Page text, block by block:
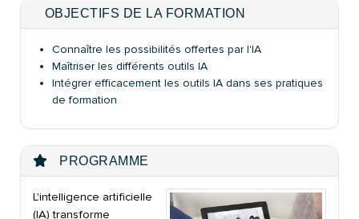
OBJECTIFS DE LA FORMATION
Connaître les possibilités offertes par l'IA
Maîtriser les différents outils IA
Intégrer efficacement les outils IA dans ses pratiques
de formation
PROGRAMME
L'intelligence artificielle
(IA) transforme